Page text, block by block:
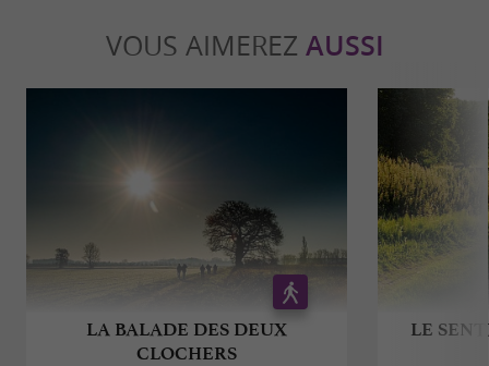
VOUS AIMEREZ AUSSI
LA BALADE DES DEUX
CLOCHERS
LE